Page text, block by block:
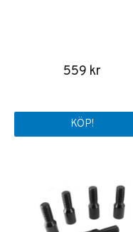
559 kr
KÖP!